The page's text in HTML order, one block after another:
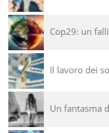
Cop29: un
Il lavoro dei
Un fantasma